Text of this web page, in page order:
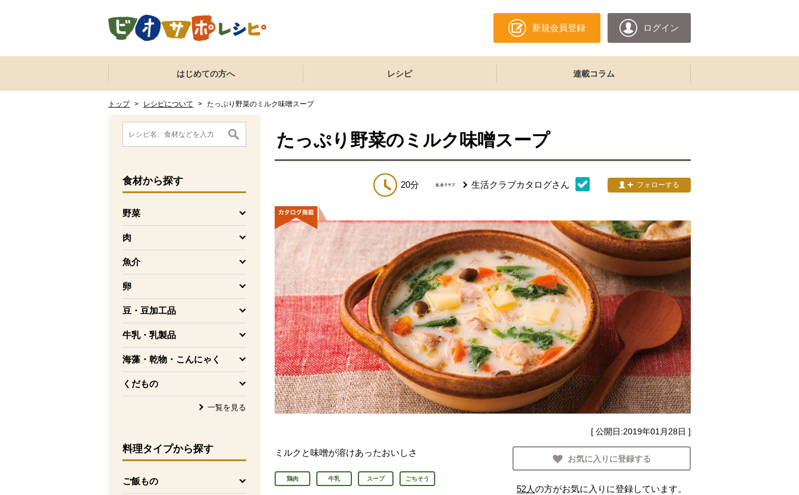
新規会員登録 ログイン
ここからサイト内共通メニューです。
サイト内共通メニューをスキップする
はじめての方へ レシピ 連載コラム
トップ > レシピについて > たっぷり野菜のミルク味噌スープ
ここから消費材検索メニューです。
食材から探す
野菜
を開く
肉
を開く
魚介
を開く
卵
を開く
豆・豆加工品
を開く
牛乳・乳製品
を開く
海藻・乾物・こんにゃく
を開く
くだもの
を開く
一覧を見る
料理タイプから探す
ご飯もの
を開く
消費材検索メニューここまで。
ここから本文です。
たっぷり野菜のミルク味噌スープ
20分 生活クラブカタログさん フォローする
[ 公開日:2019年01月28日 ]
ミルクと味噌が溶けあったおいしさ
鶏肉 牛乳 スープ ごちそう
お気に入りに登録する
52人の方がお気に入りに登録しています。